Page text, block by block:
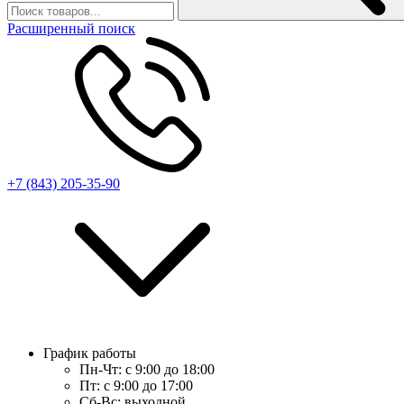
Расширенный поиск
+7 (843) 205-35-90
График работы
Пн-Чт: с 9:00 до 18:00
Пт: с 9:00 до 17:00